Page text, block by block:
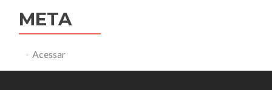
META
Acessar